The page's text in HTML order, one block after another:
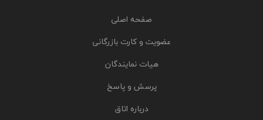
صفحه اصلی
عضویت و کارت بازرگانی
هیات نمایندگان
پرسش و پاسخ
درباره اتاق